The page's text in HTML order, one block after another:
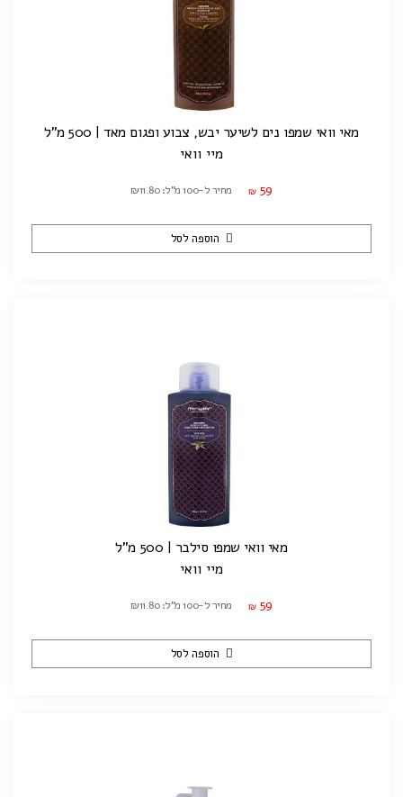
מאי וואי שמפו נים לשיער יבש, צבוע ופגום מאד | 500 מ"ל
מיי וואי
₪ 59 מחיר ל-100 מ"ל: ₪11.80
הוספה לסל
מאי וואי שמפו סילבר | 500 מ"ל
מיי וואי
₪ 59 מחיר ל-100 מ"ל: ₪11.80
הוספה לסל